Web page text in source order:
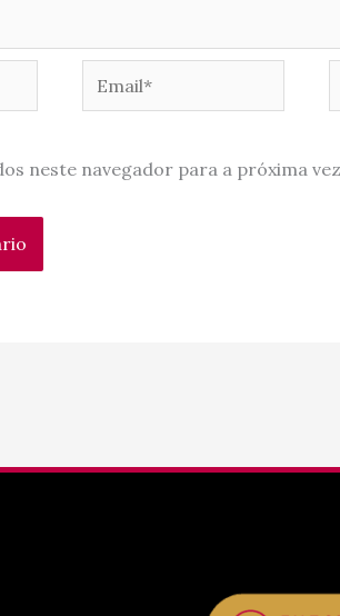
neste navegador para a próxima